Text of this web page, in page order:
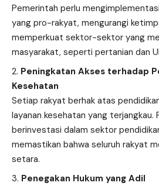
Pemerintah perlu
yang pro-rakyat, mengurangi
memperkuat sektor-sektor yang
masyarakat, seperti pertanian dan
Peningkatan Akses terhadap
Kesehatan
Setiap rakyat berhak atas
layanan kesehatan yang terjangkau.
berinvestasi dalam sektor
memastikan bahwa seluruh rakyat
setara.
Penegakan Hukum yang Adil